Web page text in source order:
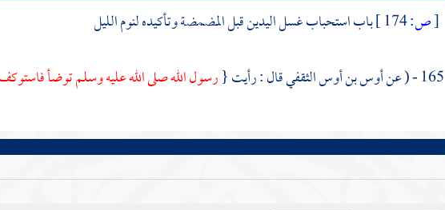
[ص:
باب استحباب غسل اليدين قبل المضمضة وتأكيده لنوم الليل
165 - ( عن
أوس بن أوس الثقفيقال : رأيت {رسول الله صلى الله عليه وسلم توضأ